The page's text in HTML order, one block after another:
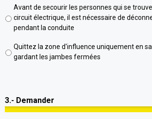
Avant de secourir les personnes qui se
circuit électrique, il est nécessaire de
pendant la conduite
Quittez la zone d'influence uniquement en
gardant les jambes fermées
3.- Demander